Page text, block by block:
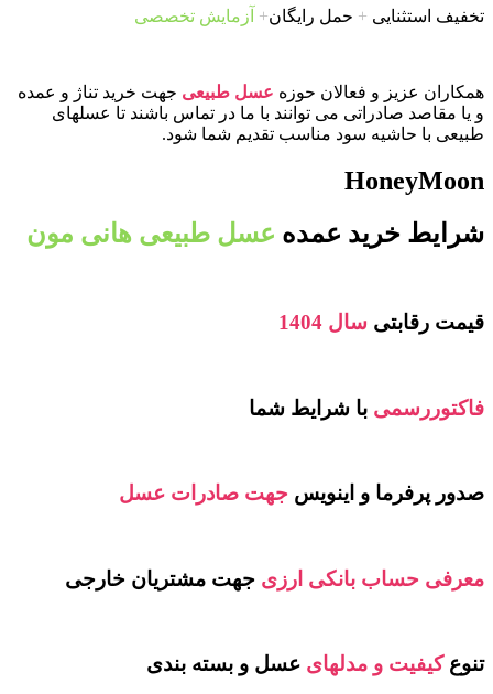
تخفیف استثنایی + حمل رایگان+ آزمایش تخصصی
همکاران عزیز و فعالان حوزه عسل طبیعی جهت خرید تناژ و عمده
و یا مقاصد صادراتی می توانند با ما در تماس باشند تا عسلهای
طبیعی با حاشیه سود مناسب تقدیم شما شود.
HoneyMoon
شرایط خرید عمده عسل طبیعی هانی مون
قیمت رقابتی سال 1404
فاکتوررسمی با شرایط شما
صدور پرفرما و اینویس جهت صادرات عسل
معرفی حساب بانکی ارزی جهت مشتریان خارجی
تنوعکیفیت و مدلهای عسل و بسته بندی